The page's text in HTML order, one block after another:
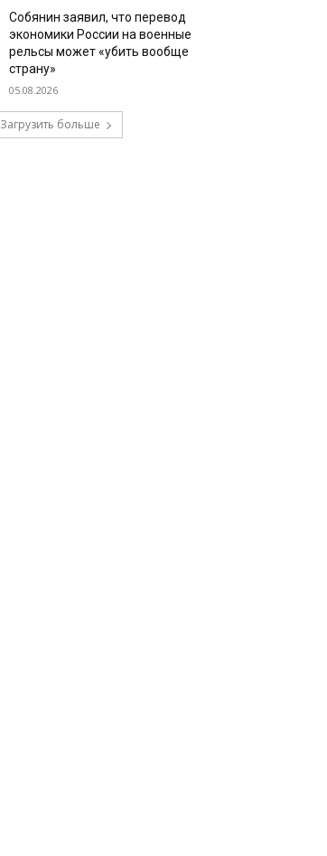
Собянин заявил, что перевод
экономики России на военные
рельсы может «убить вообще
страну»
05.08.2026
Загрузить больше